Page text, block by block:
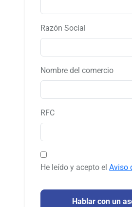
Razón Social
Nombre del comercio
RFC
He leído y acepto elAviso
Hablar con un